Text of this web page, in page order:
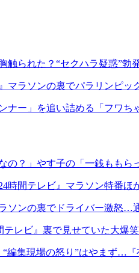
触られた？“セクハラ疑惑”
マラソンの裏でパラリンピッ
ナー」を追い詰める「フワ
の？」やす子の「一銭もも
時間テレビ』マラソン特番ほ
ソンの裏でドライバー激怒…
テレビ』裏で見せていた大爆
編集現場の怒り”はやまず…